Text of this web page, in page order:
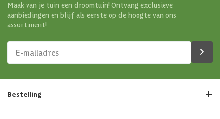
Maak van je tuin een droomtuin! Ontvang exclusieve
aanbiedingen en blijf als eerste op de hoogte van ons
assortiment!
Bestelling